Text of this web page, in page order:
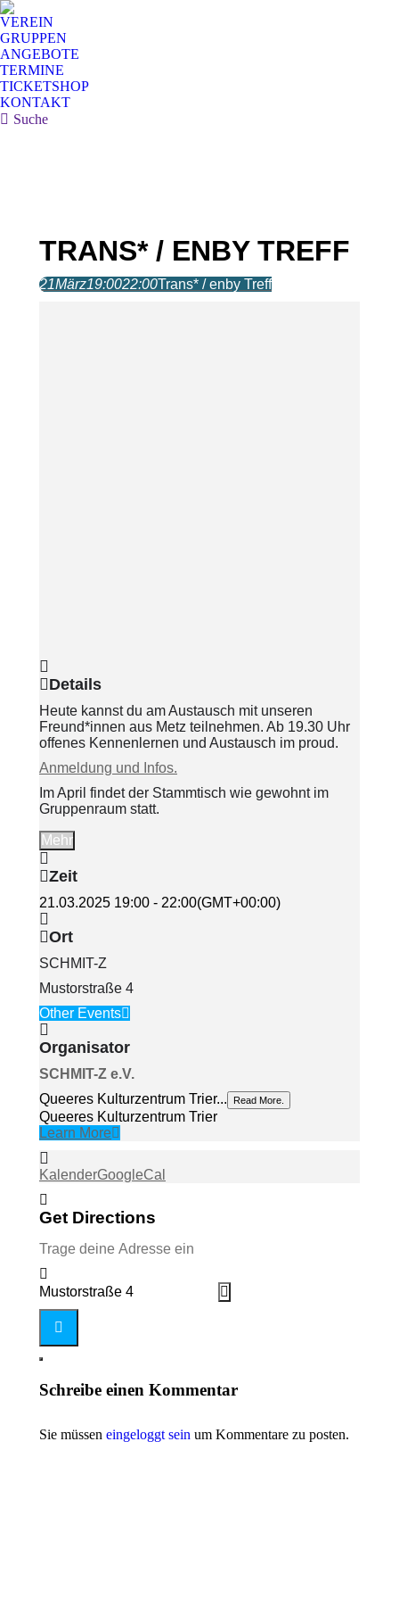
VEREIN
GRUPPEN
ANGEBOTE
TERMINE
TICKETSHOP
KONTAKT
Search:
Suche
TRANS* / ENBY TREFF
21März19:0022:00Trans* / enby Treff
Details
Heute kannst du am Austausch mit unseren
Freund*innen aus Metz teilnehmen. Ab 19.30 Uhr
offenes Kennenlernen und Austausch im proud.
Anmeldung und Infos.
Im April findet der Stammtisch wie gewohnt im
Gruppenraum statt.
Mehr
Zeit
21.03.2025 19:00 - 22:00(GMT+00:00)
Ort
SCHMIT-Z
Mustorstraße 4
Other Events
Organisator
SCHMIT-Z e.V.
Queeres Kulturzentrum Trier...
Read More.
Queeres Kulturzentrum Trier
Learn More
KalenderGoogleCal
Get Directions
Address - Trans* / enby Treff []
Destination Address - Trans* / enby Treff []
Schreibe einen Kommentar
Sie müssen eingeloggt sein um Kommentare zu posten.